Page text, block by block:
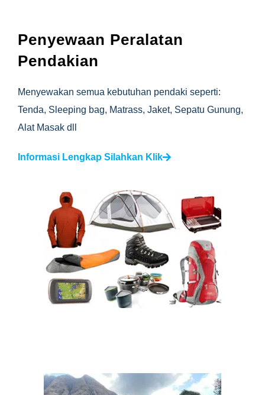
Penyewaan Peralatan
Pendakian
Menyewakan semua kebutuhan pendaki seperti:
Tenda, Sleeping bag, Matrass, Jaket, Sepatu Gunung,
Alat Masak dll
Informasi Lengkap Silahkan Klik